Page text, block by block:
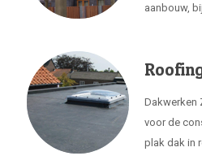
aanbouw,
Dakwerken
voor de
plak dak in